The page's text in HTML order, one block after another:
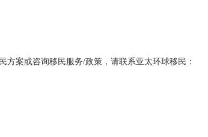
案或咨询移民服务/政策，请联系亚太环球移民：